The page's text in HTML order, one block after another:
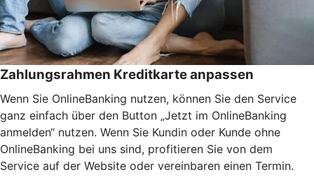
Zahlungsrahmen Kreditkarte anpassen
Wenn Sie OnlineBanking nutzen, können Sie den Service
ganz einfach über den Button „Jetzt im OnlineBanking
anmelden“ nutzen. Wenn Sie Kundin oder Kunde ohne
OnlineBanking bei uns sind, profitieren Sie von dem
Service auf der Website oder vereinbaren einen Termin.